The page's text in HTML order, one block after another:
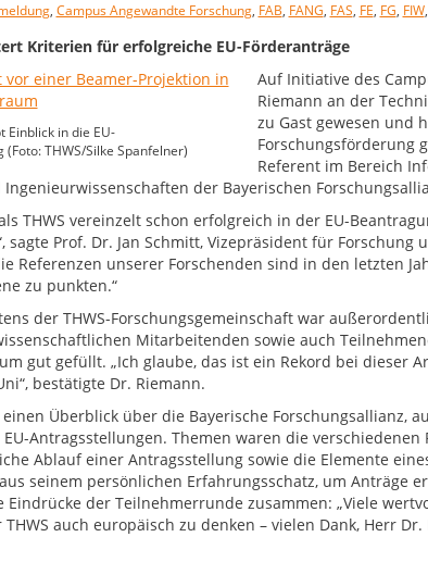
, Campus Angewandte Forschung, FAB, FANG, FAS, FE, FG, FIW,
Kriterien für erfolgreiche EU-Förderanträge
Einblick in die EU-
THWS/Silke Spanfelner)
Auf Initiative des
Riemann an der
zu Gast gewesen und
Forschungsförderung
Referent im Bereich
der Bayerischen
THWS vereinzelt schon erfolgreich in der EU-
sagte Prof. Dr. Jan Schmitt, Vizepräsident für Forschung
Referenzen unserer Forschenden sind in den letzten
zu punkten.“
der THWS-Forschungsgemeinschaft war
Mitarbeitenden sowie auch
gut gefüllt. „Ich glaube, das ist ein Rekord bei dieser
bestätigte Dr. Riemann.
Überblick über die Bayerische Forschungsallianz,
Antragsstellungen. Themen waren die
Ablauf einer Antragsstellung sowie die Elemente
seinem persönlichen Erfahrungsschatz, um Anträge
Eindrücke der Teilnehmerrunde zusammen: „Viele
auch europäisch zu denken – vielen Dank, Herr Dr.